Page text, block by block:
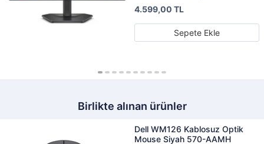
4.599,00 TL
Sepete Ekle
Birlikte alınan ürünler
Dell WM126 Kablosuz Optik
Mouse Siyah 570-AAMH